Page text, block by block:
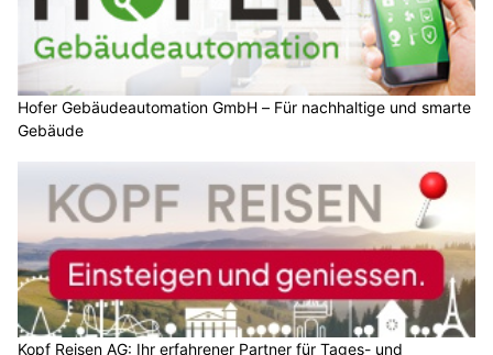
Hofer Gebäudeautomation GmbH – Für nachhaltige und smarte
Gebäude
Kopf Reisen AG: Ihr erfahrener Partner für Tages- und